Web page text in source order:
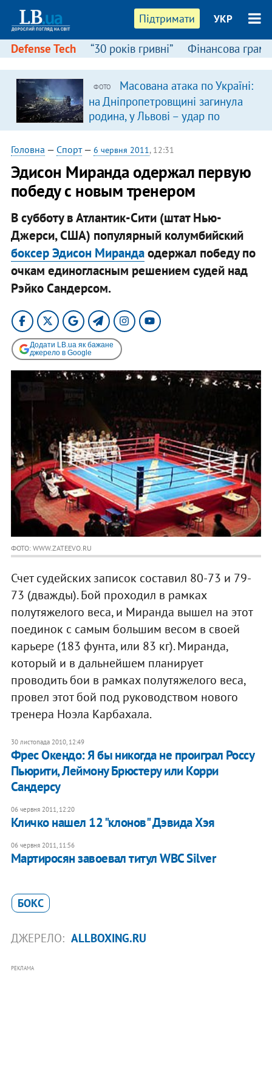
Підтримати УКР
Defense Tech “30 років гривні” Фінансова
ФОТО
Масована атака по Україні:
на Дніпропетровщині загинула
родина, у Львові – удар по
багатоповерхівках
(доповнюється)
Головна — Спорт— 6 червня 2011, 12:31
Эдисон Миранда одержал первую
победу с новым тренером
В субботу в Атлантик-Сити (штат Нью-
Джерси, США) популярный колумбийский
боксер Эдисон Мирандаодержал победу по
очкам единогласным решением судей над
Рэйко Сандерсом.
Додати LB.ua як бажане
джерело в Google
ФОТО: WWW.ZATEEVO.RU
Счет судейских записок составил 80-73 и 79-
73 (дважды). Бой проходил в рамках
полутяжелого веса, и Миранда вышел на этот
поединок с самым большим весом в своей
карьере (183 фунта, или 83 кг). Миранда,
который и в дальнейшем планирует
проводить бои в рамках полутяжелого веса,
провел этот бой под руководством нового
тренера Ноэла Карбахала.
30 листопада 2010, 12:49
Фрес Окендо: Я бы никогда не проиграл Россу
Пьюрити, Леймону Брюстеру или Корри
Сандерсу
06 червня 2011, 12:20
Кличко нашел 12 "клонов" Дэвида Хэя
06 червня 2011, 11:56
Мартиросян завоевал титул WBC Silver
БОКС
ДЖЕРЕЛО: ALLBOXING.RU
РЕКЛАМА